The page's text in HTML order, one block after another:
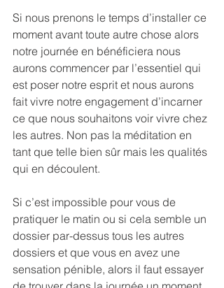
Si nous prenons le temps d’installer ce
moment avant toute autre chose alors
notre journée en bénéficiera nous
aurons commencer par l’essentiel qui
est poser notre esprit et nous aurons
fait vivre notre engagement d’incarner
ce que nous souhaitons voir vivre chez
les autres. Non pas la méditation en
tant que telle bien sûr mais les qualités
qui en découlent.
Si c’est impossible pour vous de
pratiquer le matin ou si cela semble un
dossier par-dessus tous les autres
dossiers et que vous en avez une
sensation pénible, alors il faut essayer